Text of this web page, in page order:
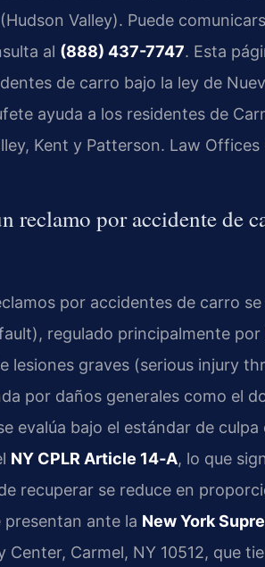
Valley). Puede
al (888) 437-7747. Esta
de carro bajo la ley de
ayuda a los residentes de
Kent y Patterson. Law Offices
reclamo por accidente de
por accidentes de carro
regulado principalmente por
lesiones graves (serious injury
por daños generales como el
evalúa bajo el estándar de
NY CPLR Article 14‑A, lo que
recuperar se reduce en
presentan ante la New York
Center, Carmel, NY 10512, que